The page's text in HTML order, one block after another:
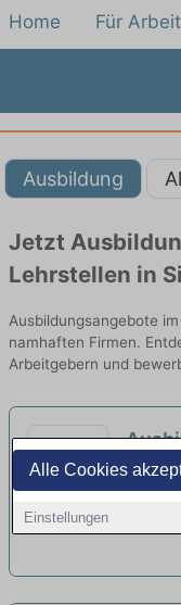
Alle Cookies
Einstellungen
Home Für
Ausbildung
Jetzt
Lehrstellen in
Ausbildungsangebote
namhaften Firmen.
Arbeitgebern und
Ed.